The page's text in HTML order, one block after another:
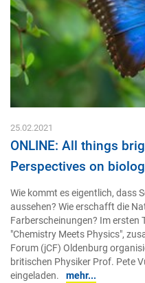
25.02.2021
ONLINE: All things
Perspectives on
Wie kommt es eigentlich, dass
aussehen? Wie erschafft die
Farberscheinungen? Im ersten
"Chemistry Meets Physics",
Forum (jCF) Oldenburg
britischen Physiker Prof. Pete
eingeladen.
mehr...